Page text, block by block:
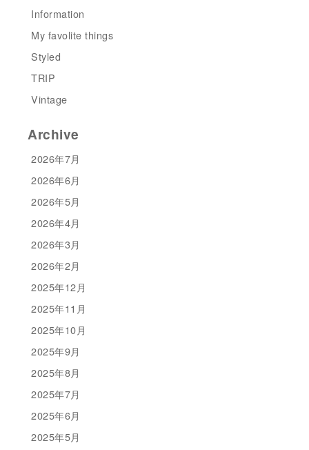
Information
My favolite things
Styled
TRIP
Vintage
Archive
2026年7月
2026年6月
2026年5月
2026年4月
2026年3月
2026年2月
2025年12月
2025年11月
2025年10月
2025年9月
2025年8月
2025年7月
2025年6月
2025年5月